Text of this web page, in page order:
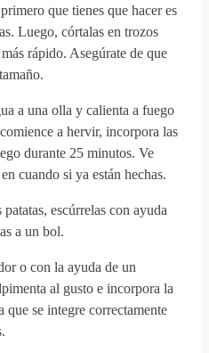
que tienes que hacer es
Luego, córtalas en trozos
rápido. Asegúrate de que
a una olla y calienta a fuego
a hervir, incorpora las
durante 25 minutos. Ve
cuando si ya están hechas.
escúrrelas con ayuda
a un bol.
o con la ayuda de un
al gusto e incorpora la
que se integre correctamente